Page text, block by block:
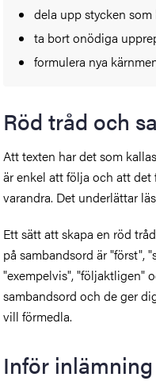
dela upp stycken
ta bort onödiga
formulera nya
Röd tråd och
Att texten har det som
är enkel att följa och att
varandra. Det underlättar
Ett sätt att skapa en röd
på sambandsord är "först",
"exempelvis", "följaktligen"
sambandsord och de ger
vill förmedla.
Inför inlämning